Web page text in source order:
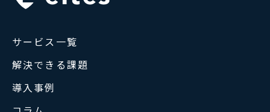
サービス一覧
解決できる課題
導入事例